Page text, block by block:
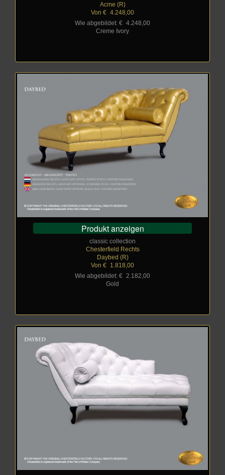
Acme (R)
Von € 4.248,00
Wie abgebildet: € 4.248,00
Creme Ivory
Produkt anzeigen
classic collection
Chesterfield Rechts
Daybed (R)
Von €
1.818,00
Wie abgebildet: €
2.182,00
Gold